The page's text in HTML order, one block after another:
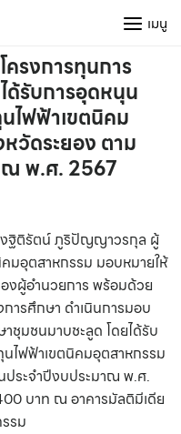
เมนู
รงการทุนการ
ด้รับการอุดหนุน
ไฟฟ้าเขตนิคม
วัดระยอง ตาม
ณ พ.ศ. 2567
ฐิติรัตน์ ภูริปัญญาวรกุล ผู้
มอุตสาหกรรม มอบหมายให้
งผู้อำนวยการ พร้อมด้วย
ารศึกษา ดำเนินการมอบ
ชุมชนมาบชะลูด โดยได้รับ
ไฟฟ้าเขตนิคมอุตสาหกรรม
ระจำปีงบประมาณ พ.ศ.
บาท ณ อาคารมัลติมีเดีย
รม